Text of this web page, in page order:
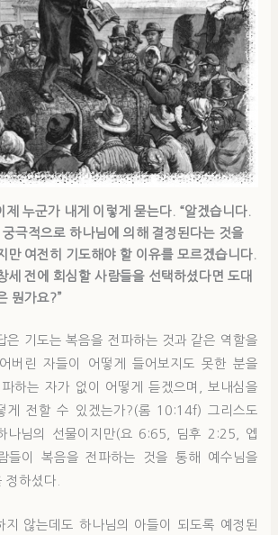
제 누군가 내게 이렇게 묻는다. “알겠습니다.
극적으로 하나님에 의해 결정된다는 것을
만 여전히 기도해야 할 이유를 모르겠습니다.
세 전에 회심할 사람들을 선택하셨다면 도대
뭔가요?”
은 기도는 복음을 전파하는 것과 같은 역할을
버린 자들이 어떻게 들어보지도 못한 분을
하는 자가 없이 어떻게 듣겠으며, 보내심을
게 전할 수 있겠는가?(롬 10:14f) 그리스도
나님의 선물이지만(요 6:65, 딤후 2:25, 엡
들이 복음을 전파하는 것을 통해 예수님을
정하셨다.
지 않는데도 하나님의 아들이 되도록 예정된